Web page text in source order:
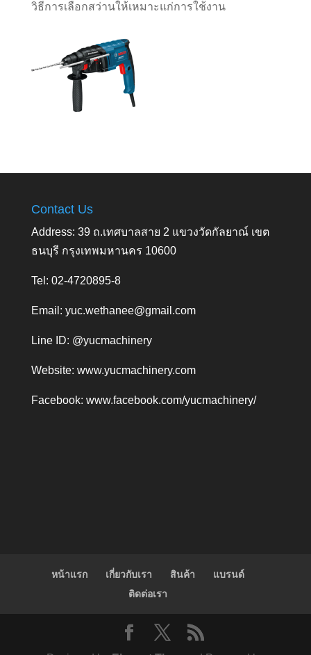
วิธีการเลือกสว่านให้เหมาะแก่การใช้งาน
Contact Us
Address: 39 ถ.เทศบาลสาย 2 แขวงวัดกัลยาณ์ เขต
ธนบุรี กรุงเทพมหานคร 10600
Tel: 02-4720895-8
Email: yuc.wethanee@gmail.com
Line ID: @yucmachinery
Website: www.yucmachinery.com
Facebook: www.facebook.com/yucmachinery/
หน้าแรก เกี่ยวกับเรา สินค้า
แบรนด์
ติดต่อเรา